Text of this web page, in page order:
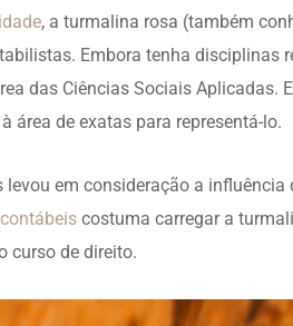
, a turmalina rosa (também
Embora tenha disciplinas
das Ciências Sociais Aplicadas.
área de exatas para representá-lo.
em consideração a influência
costuma carregar a
curso de direito.